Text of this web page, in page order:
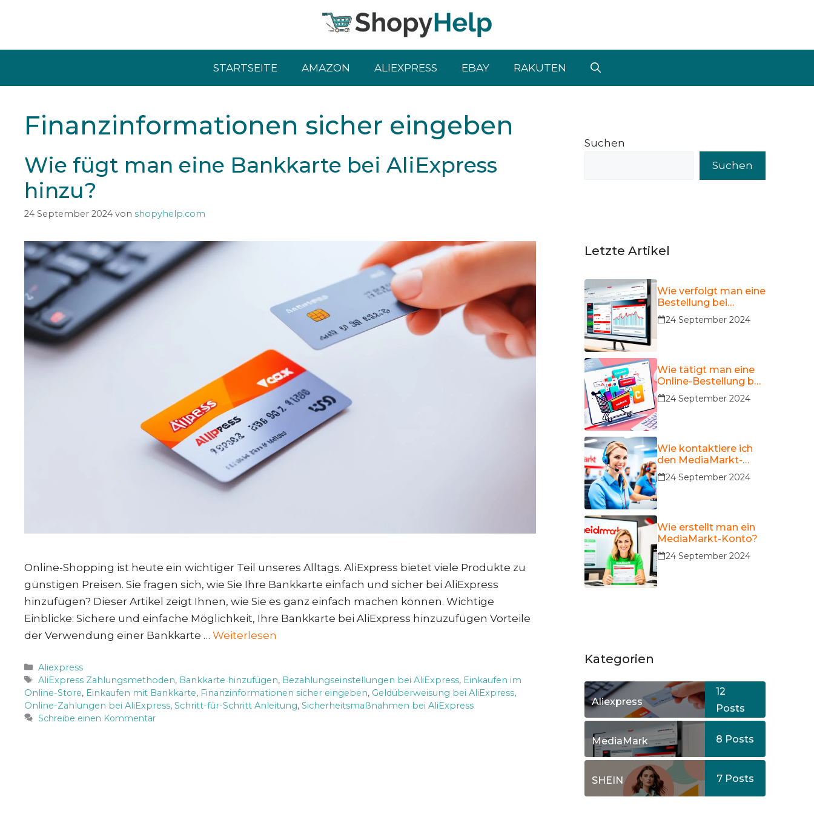
STARTSEITE AMAZON ALIEXPRESS EBAY RAKUTEN
Finanzinformationen sicher eingeben
Wie fügt man eine Bankkarte bei AliExpress
hinzu?
24 September 2024 von shopyhelp.com
Online-Shopping ist heute ein wichtiger Teil unseres Alltags. AliExpress bietet viele Produkte zu
günstigen Preisen. Sie fragen sich, wie Sie Ihre Bankkarte einfach und sicher bei AliExpress
hinzufügen? Dieser Artikel zeigt Ihnen, wie Sie es ganz einfach machen können. Wichtige
Einblicke: Sichere und einfache Möglichkeit, Ihre Bankkarte bei AliExpress hinzuzufügen Vorteile
der Verwendung einer Bankkarte … Weiterlesen
Kategorien
Aliexpress
Schlagwörter
AliExpress Zahlungsmethoden, Bankkarte hinzufügen, Bezahlungseinstellungen bei AliExpress, Einkaufen im
Online-Store, Einkaufen mit Bankkarte, Finanzinformationen sicher eingeben, Geldüberweisung bei AliExpress,
Online-Zahlungen bei AliExpress, Schritt-für-Schritt Anleitung, Sicherheitsmaßnahmen bei AliExpress
Schreibe einen Kommentar
Suchen
Suchen
Letzte Artikel
Wie verfolgt man eine
Bestellung bei
MediaMarkt?
24 September 2024
Wie tätigt man eine
Online-Bestellung bei
MediaMarkt?
24 September 2024
Wie kontaktiere ich
den MediaMarkt-
Kundendienst?
24 September 2024
Wie erstellt man ein
MediaMarkt-Konto?
24 September 2024
Kategorien
Aliexpress
12
Posts
MediaMark 8 Posts
SHEIN 7 Posts